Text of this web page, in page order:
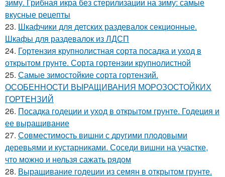
вкусные рецепты
23. Шкафчики для детских раздевалок секционные.
Шкафы для раздевалок из ЛДСП
24. Гортензия крупнолистная сорта посадка и уход в
открытом грунте. Сорта гортензии крупнолистной
25. Самые зимостойкие сорта гортензий.
ОСОБЕННОСТИ ВЫРАЩИВАНИЯ МОРОЗОСТОЙКИХ
ГОРТЕНЗИЙ
26. Посадка годеции и уход в открытом грунте. Годеция и
ее выращивание
27. Совместимость вишни с другими плодовыми
деревьями и кустарниками. Соседи вишни на участке,
что можно и нельзя сажать рядом
28. Выращивание годеции из семян в открытом грунте.